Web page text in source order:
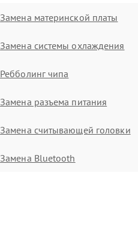
Замена материнской платы
Замена системы охлаждения
Ребболинг чипа
Замена разъема питания
Замена считывающей головки
Замена Bluetooth